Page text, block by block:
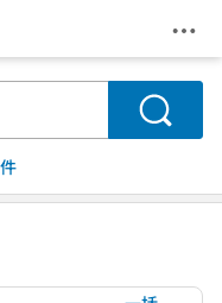
メ
検索